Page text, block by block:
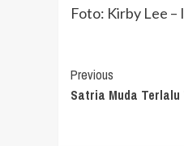
Foto: Kirby Lee –
Continue
Reading
Previous
Satria Muda